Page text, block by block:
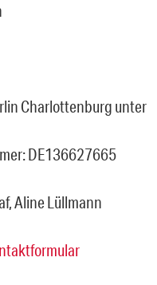
Charlottenburg unter
DE136627665
Aline Lüllmann